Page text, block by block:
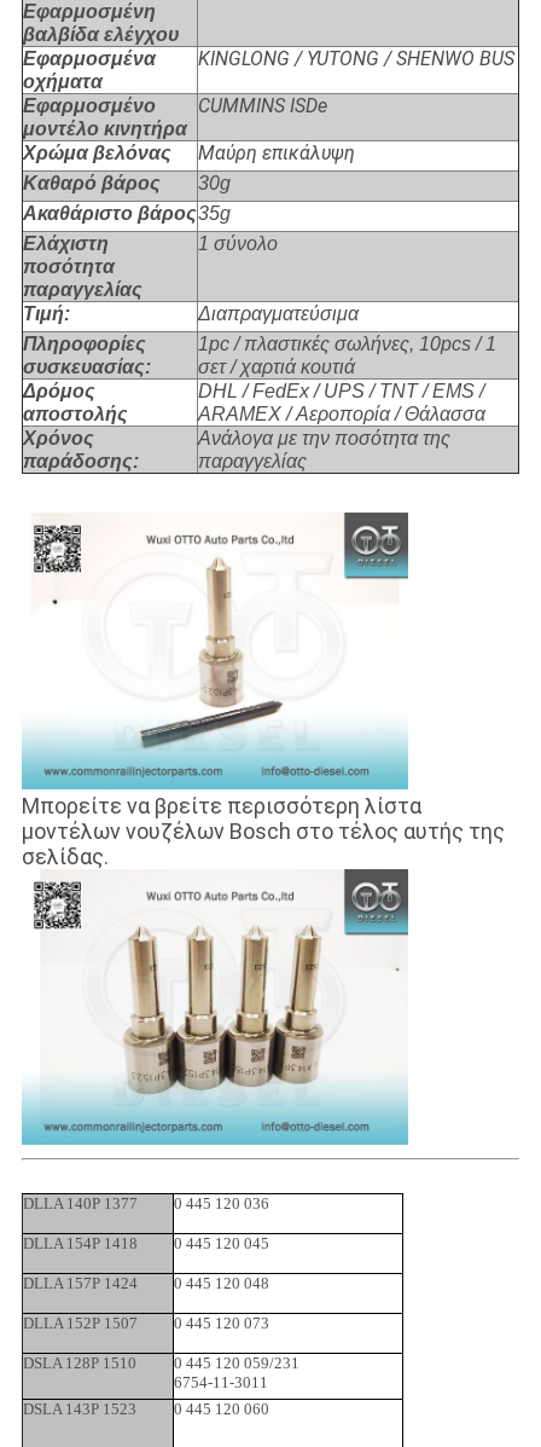
Εφαρμοσμένη
βαλβίδα ελέγχου
Εφαρμοσμένα
οχήματα
KINGLONG / YUTONG / SHENWO BUS
Εφαρμοσμένο
μοντέλο κινητήρα
CUMMINS ISDe
Χρώμα βελόνας Μαύρη επικάλυψη
Καθαρό βάρος
30g
Ακαθάριστο βάρος35g
Ελάχιστη
ποσότητα
παραγγελίας
1 σύνολο
Τιμή:
Διαπραγματεύσιμα
Πληροφορίες
συσκευασίας:
1pc / πλαστικές σωλήνες, 10pcs / 1
σετ / χαρτιά κουτιά
Δρόμος
αποστολής
DHL / FedEx / UPS / TNT / EMS /
ARAMEX / Αεροπορία / Θάλασσα
Χρόνος
παράδοσης:
Ανάλογα με την ποσότητα της
παραγγελίας
Μπορείτε να βρείτε περισσότερη λίστα
μοντέλων νουζέλων Bosch στο τέλος αυτής της
σελίδας.
DLLA 140P 1377 0 445 120 036
DLLA 154P 1418 0 445 120 045
DLLA 157P 1424 0 445 120 048
DLLA 152P 1507 0 445 120 073
DSLA 128P 1510
0 445 120 059/231
6754-11-3011
DSLA 143P 1523
0 445 120 060